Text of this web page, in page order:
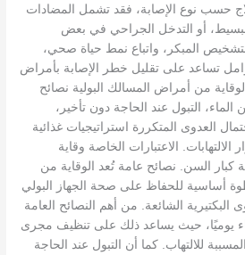
حسب نوع الإصابة، فقد تشمل المضادات
البسيط، أو التدخل الجراحي في بعض
المبكر، واتباع نمط حياة صحي،
تساعد على تقليل خطر الإصابة بأمراض
من أمراض المسالك البولية نصائح
التبول عند الحاجة دون تأخير،
العدوى المتكررة استراتيجيات غذائية
الاعتبارات الخاصة وقاية
كبار السن. نصائح عامة تُعد الوقاية من
أساسية للحفاظ على صحة الجهاز البولي
البكتيرية الشائعة. من أهم النصائح العامة
يوميًا، حيث يساعد ذلك على تنظيف مجرى
المسببة للالتهاب. كما أن التبول عند الحاجة